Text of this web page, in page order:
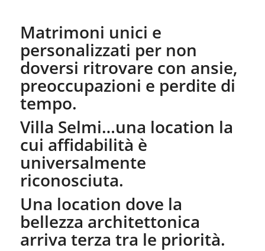
Matrimoni unici e
personalizzati per non
doversi ritrovare con ansie,
preoccupazioni e perdite di
tempo.
Villa Selmi…una location la
cui affidabilità è
universalmente
riconosciuta.
Una location dove la
bellezza architettonica
arriva terza tra le priorità.